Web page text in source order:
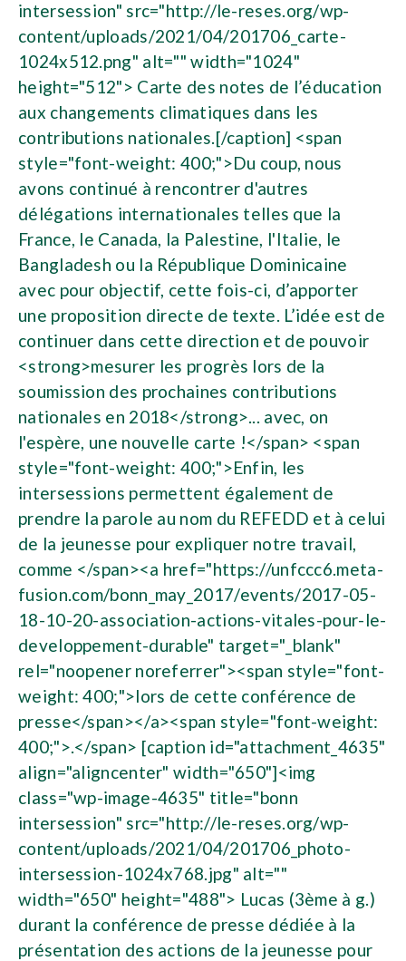
intersession" src="http://le-reses.org/wp-
content/uploads/2021/04/201706_carte-
1024x512.png" alt="" width="1024"
height="512"> Carte des notes de l’éducation
aux changements climatiques dans les
contributions nationales.[/caption] <span
style="font-weight: 400;">Du coup, nous
avons continué à rencontrer d'autres
délégations internationales telles que la
France, le Canada, la Palestine, l'Italie, le
Bangladesh ou la République Dominicaine
avec pour objectif, cette fois-ci, d’apporter
une proposition directe de texte. L’idée est de
continuer dans cette direction et de pouvoir
<strong>mesurer les progrès lors de la
soumission des prochaines contributions
nationales en 2018</strong>... avec, on
l'espère, une nouvelle carte !</span> <span
style="font-weight: 400;">Enfin, les
intersessions permettent également de
prendre la parole au nom du REFEDD et à celui
de la jeunesse pour expliquer notre travail,
comme </span><a href="https://unfccc6.meta-
fusion.com/bonn_may_2017/events/2017-05-
18-10-20-association-actions-vitales-pour-le-
developpement-durable" target="_blank"
rel="noopener noreferrer"><span style="font-
weight: 400;">lors de cette conférence de
presse</span></a><span style="font-weight:
400;">.</span> [caption id="attachment_4635"
align="aligncenter" width="650"]<img
class="wp-image-4635" title="bonn
intersession" src="http://le-reses.org/wp-
content/uploads/2021/04/201706_photo-
intersession-1024x768.jpg" alt=""
width="650" height="488"> Lucas (3ème à g.)
durant la conférence de presse dédiée à la
présentation des actions de la jeunesse pour